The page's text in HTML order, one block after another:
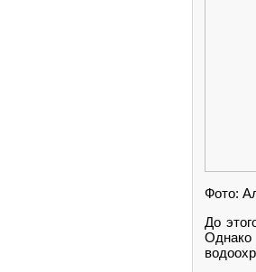
Фото:
До